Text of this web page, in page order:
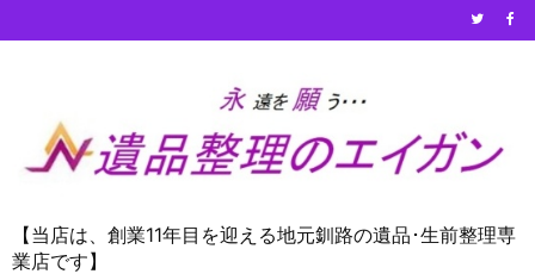
【当店は、創業11年目を迎える地元釧路の遺品･生前整理専
業店です】